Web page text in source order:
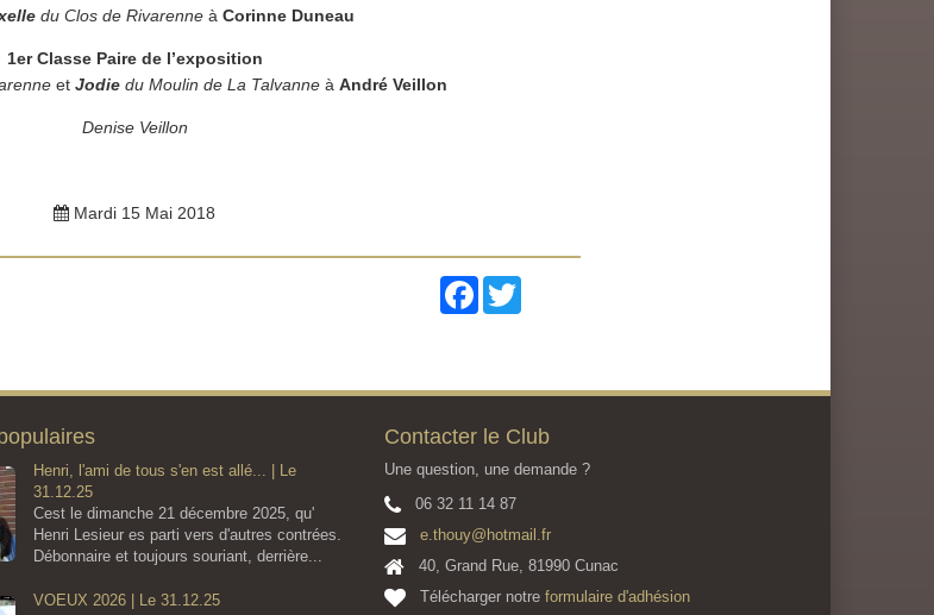
du Clos de Rivarenneà Corinne Duneau
1er Classe Paire de l’exposition
et Jodie du Moulin de La Talvanne à André Veillon
Denise Veillon
Mardi 15 Mai 2018
FacebookTwitter
Henri, l'ami de tous s'en est allé... | Le
31.12.25
Cest le dimanche 21 décembre 2025, qu'
Henri Lesieur es parti vers d'autres contrées.
Débonnaire et toujours souriant, derrière...
VOEUX 2026 | Le 31.12.25
Contacter le Club
Une question, une demande ?
06 32 11 14 87
e.thouy@hotmail.fr
40, Grand Rue, 81990 Cunac
Télécharger notre formulaire d'adhésion